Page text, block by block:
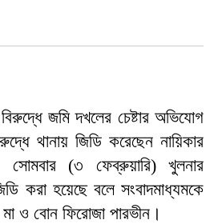
জমি দখলের চেষ্টার অভিযোগ
থানায় জিডি করেছেন নায়িকার
সোমবার (৩ ফেব্রুয়ারি) খুলনার
করা হয়েছে বলে সংবাদমাধ্যমকে
মা ও বোন ফিরোজা পারভীন।